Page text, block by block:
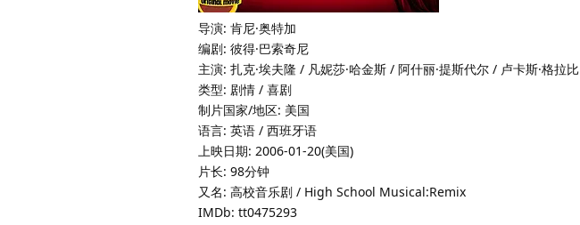
导演: 肯尼·奥特加
编剧: 彼得·巴索奇尼
主演: 扎克·埃夫隆 / 凡妮莎·哈金斯 / 阿什丽·提斯代尔 / 卢卡斯·格拉比
类型: 剧情 / 喜剧
制片国家/地区: 美国
语言: 英语 / 西班牙语
上映日期: 2006-01-20(美国)
片长: 98分钟
又名: 高校音乐剧 / High School Musical:Remix
IMDb: tt0475293